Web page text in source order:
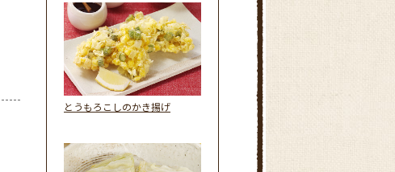
とうもろこしのかき揚げ